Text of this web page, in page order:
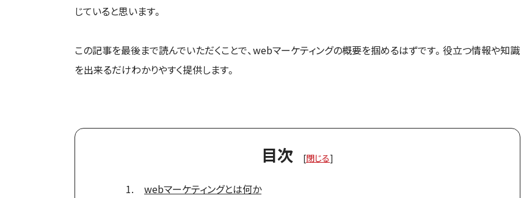
じていると思います。
この記事を最後まで読んでいただくことで、webマーケティングの概要を掴めるはずです。役立つ情報や知識
を出来るだけわかりやすく提供します。
目次 [閉じる]
webマーケティングとは何か